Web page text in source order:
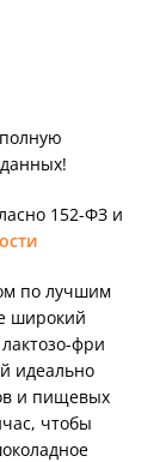
152-ФЗ и
по лучшим
широкий
фри
идеально
и пищевых
чтобы